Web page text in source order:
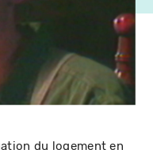
du logement en